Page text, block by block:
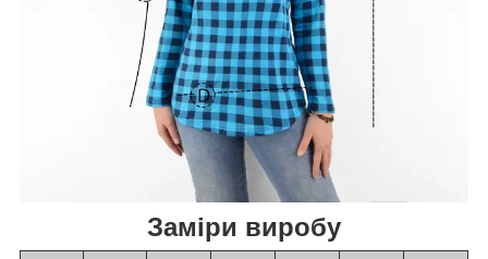
Заміри виробу